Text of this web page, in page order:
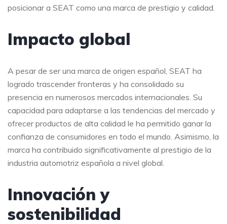
posicionar a SEAT como una marca de prestigio y calidad.
Impacto global
A pesar de ser una marca de origen español, SEAT ha
logrado trascender fronteras y ha consolidado su
presencia en numerosos mercados internacionales. Su
capacidad para adaptarse a las tendencias del mercado y
ofrecer productos de alta calidad le ha permitido ganar la
confianza de consumidores en todo el mundo. Asimismo, la
marca ha contribuido significativamente al prestigio de la
industria automotriz española a nivel global.
Innovación y
sostenibilidad